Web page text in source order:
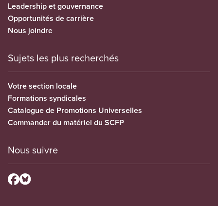
Leadership et gouvernance
Opportunités de carrière
Nous joindre
Sujets les plus recherchés
Votre section locale
Formations syndicales
Catalogue de Promotions Universelles
Commander du matériel du SCFP
Nous suivre